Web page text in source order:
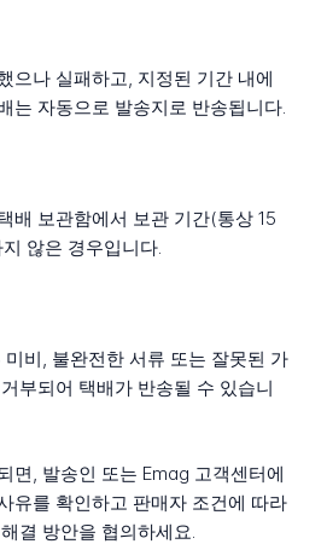
으나 실패하고, 지정된 기간 내에
는 자동으로 발송지로 반송됩니다.
배 보관함에서 보관 기간(통상 15
않은 경우입니다.
비, 불완전한 서류 또는 잘못된 가
부되어 택배가 반송될 수 있습니
면, 발송인 또는 Emag 고객센터에
유를 확인하고 판매자 조건에 따라
결 방안을 협의하세요.